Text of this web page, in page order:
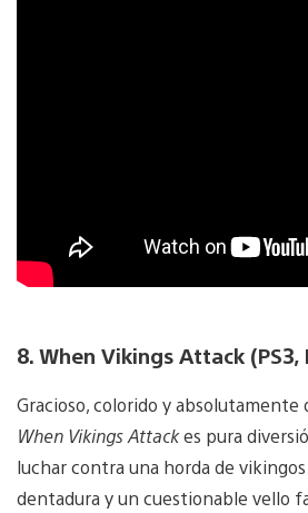
8. When Vikings Attack (PS3,
Gracioso, colorido y absolutamente
When Vikings Attackes pura
luchar contra una horda de
dentadura y un cuestionable vello